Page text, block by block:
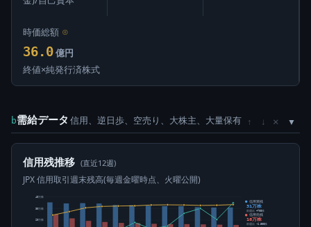
時価総額 ⊙
36.0 億円
終値×純発行済株式
b需給データ 信用、逆日歩、空売り、大株主、大量保有 ↑ ↓ ×
信用残推移 (直近12週)
JPX 信用取引週末残高(毎週金曜時点、火曜公開)
20万株
30万株
40万株
信用買残
31万株
前週比 +700株
信用売残
16万株
前週比 -2,500株